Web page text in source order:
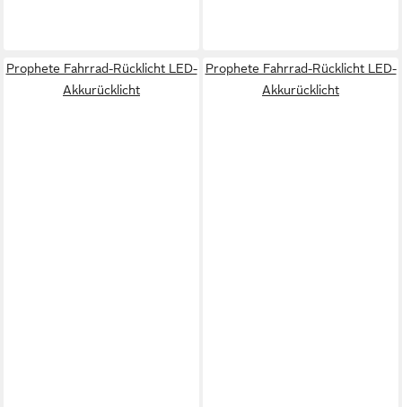
Prophete Fahrrad-Rücklicht LED-
Akkurücklicht
Prophete Fahrrad-Rücklicht LED-
Akkurücklicht